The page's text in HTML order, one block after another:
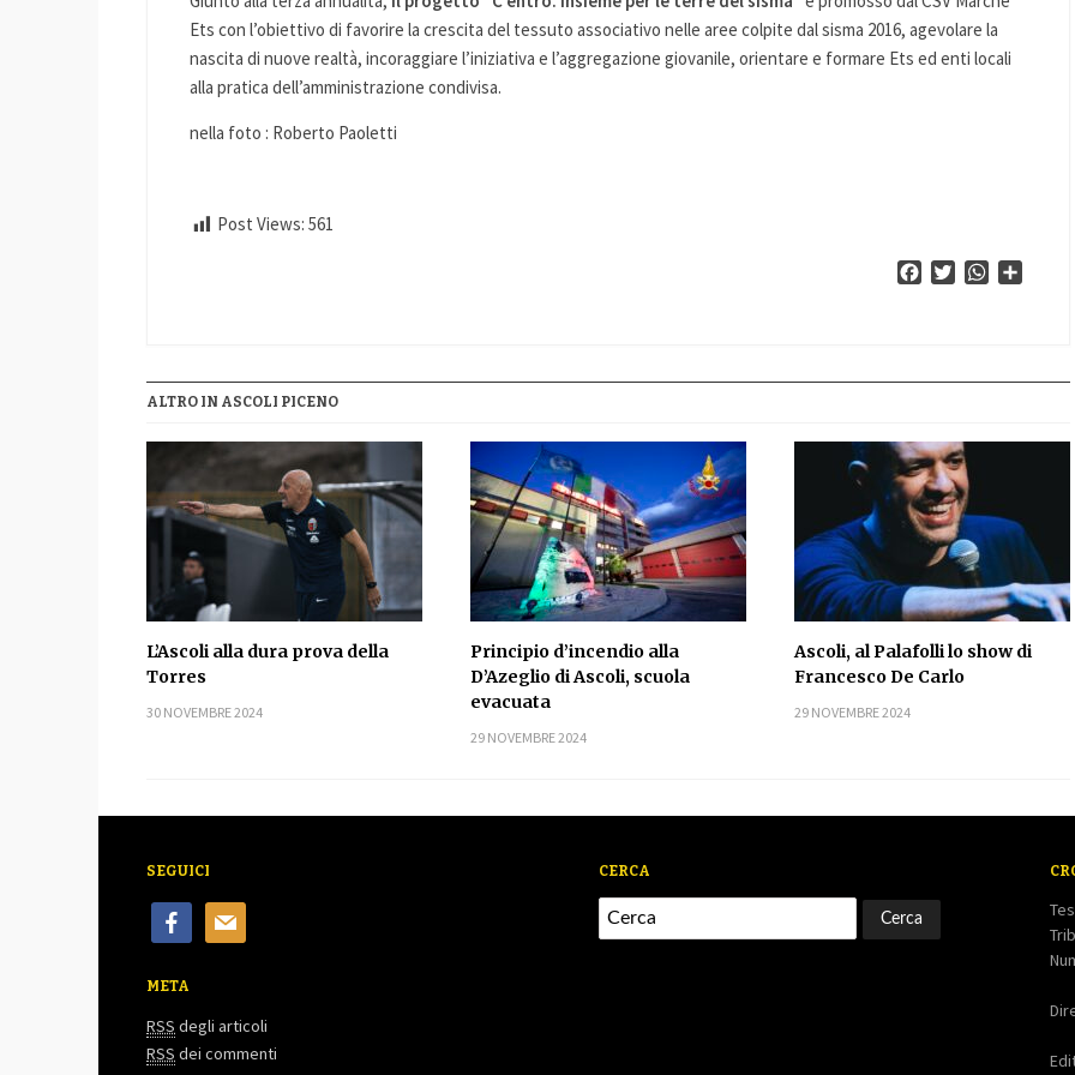
Ets con l’obiettivo di favorire la crescita del tessuto associativo nelle aree colpite dal sisma 2016, agevolare la
nascita di nuove realtà, incoraggiare l’iniziativa e l’aggregazione giovanile, orientare e formare Ets ed enti locali
alla pratica dell’amministrazione condivisa.
nella foto : Roberto Paoletti
Post Views: 561
FacebookTwitterWhatsApp
ALTRO IN ASCOLI PICENO
L’Ascoli alla dura prova della
Torres
30 NOVEMBRE 2024
Principio d’incendio alla
D’Azeglio di Ascoli, scuola
evacuata
29 NOVEMBRE 2024
Ascoli, al Palafolli lo show di
Francesco De Carlo
29 NOVEMBRE 2024
SEGUICI
facebookmail
META
RSS degli articoli
RSS dei commenti
CERCA